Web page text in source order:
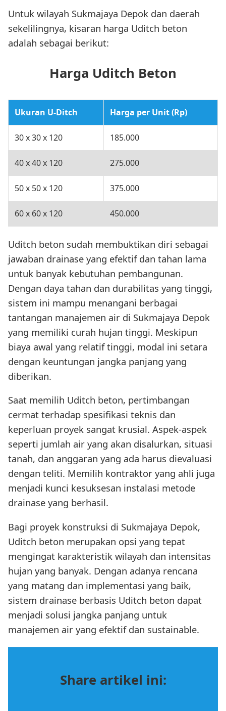
Untuk wilayah Sukmajaya Depok dan daerah
sekelilingnya, kisaran harga Uditch beton
adalah sebagai berikut:
Harga Uditch Beton
Ukuran U-Ditch Harga per Unit (Rp)
30 x 30 x 120 185.000
40 x 40 x 120 275.000
50 x 50 x 120 375.000
60 x 60 x 120 450.000
Uditch beton sudah membuktikan diri sebagai
jawaban drainase yang efektif dan tahan lama
untuk banyak kebutuhan pembangunan.
Dengan daya tahan dan durabilitas yang tinggi,
sistem ini mampu menangani berbagai
tantangan manajemen air di Sukmajaya Depok
yang memiliki curah hujan tinggi. Meskipun
biaya awal yang relatif tinggi, modal ini setara
dengan keuntungan jangka panjang yang
diberikan.
Saat memilih Uditch beton, pertimbangan
cermat terhadap spesifikasi teknis dan
keperluan proyek sangat krusial. Aspek-aspek
seperti jumlah air yang akan disalurkan, situasi
tanah, dan anggaran yang ada harus dievaluasi
dengan teliti. Memilih kontraktor yang ahli juga
menjadi kunci kesuksesan instalasi metode
drainase yang berhasil.
Bagi proyek konstruksi di Sukmajaya Depok,
Uditch beton merupakan opsi yang tepat
mengingat karakteristik wilayah dan intensitas
hujan yang banyak. Dengan adanya rencana
yang matang dan implementasi yang baik,
sistem drainase berbasis Uditch beton dapat
menjadi solusi jangka panjang untuk
manajemen air yang efektif dan sustainable.
Share artikel ini: